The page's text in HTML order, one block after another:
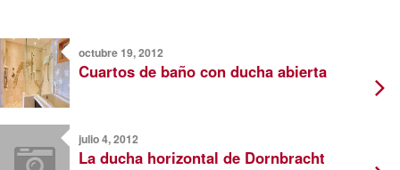
octubre 19, 2012
Cuartos de baño con ducha abierta
julio 4, 2012
La ducha horizontal de Dornbracht